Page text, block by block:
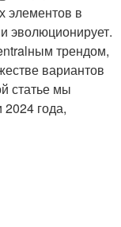
с выделением
элементов в
эволюционирует.
трендом,
вариантов
статье мы
года,